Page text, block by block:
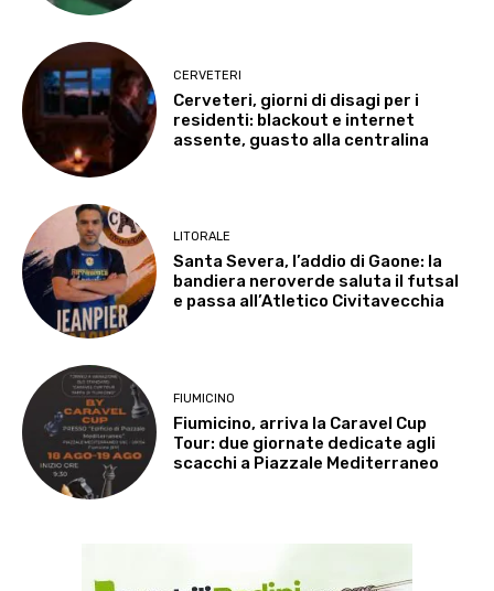
CERVETERI
Cerveteri, giorni di disagi per i
residenti: blackout e internet
assente, guasto alla centralina
LITORALE
Santa Severa, l’addio di Gaone: la
bandiera neroverde saluta il futsal
e passa all’Atletico Civitavecchia
FIUMICINO
Fiumicino, arriva la Caravel Cup
Tour: due giornate dedicate agli
scacchi a Piazzale Mediterraneo